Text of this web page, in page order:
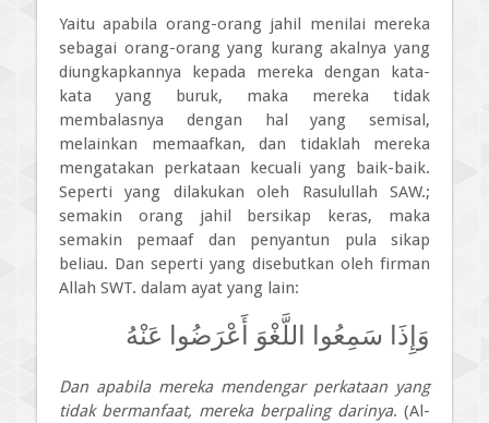
Yaitu apabila orang-orang jahil menilai mereka
sebagai orang-orang yang kurang akalnya yang
diungkapkannya kepada mereka dengan kata-
kata yang buruk, maka mereka tidak
membalasnya dengan hal yang semisal,
melainkan memaafkan, dan tidaklah mereka
mengatakan perkataan kecuali yang baik-baik.
Seperti yang dilakukan oleh Rasulullah SAW.;
semakin orang jahil bersikap keras, maka
semakin pemaaf dan penyantun pula sikap
beliau. Dan seperti yang disebutkan oleh firman
Allah SWT. dalam ayat yang lain:
وَإِذَا سَمِعُوا اللَّغْوَ أَعْرَضُوا عَنْهُ
Dan apabila mereka mendengar perkataan yang
tidak bermanfaat, mereka berpaling darinya. (Al-